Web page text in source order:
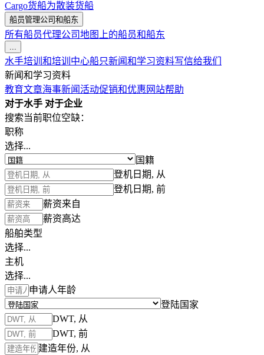
Cargo货船为散装货船
船员管理公司和船东
所有船员代理公司地图上的船员和船东
...
水手培训和培训中心船只新闻和学习资料写信给我们
新闻和学习资料
教育文章海事新闻活动促销和优惠 网站帮助
对于水手 对于企业
搜索当前职位空缺：
职称
选择...
国籍
登机日期, 从
登机日期, 前
薪资来自
薪资高达
船舶类型
选择...
主机
选择...
申请人年龄
登陆国家
DWT, 从
DWT, 前
建造年份, 从